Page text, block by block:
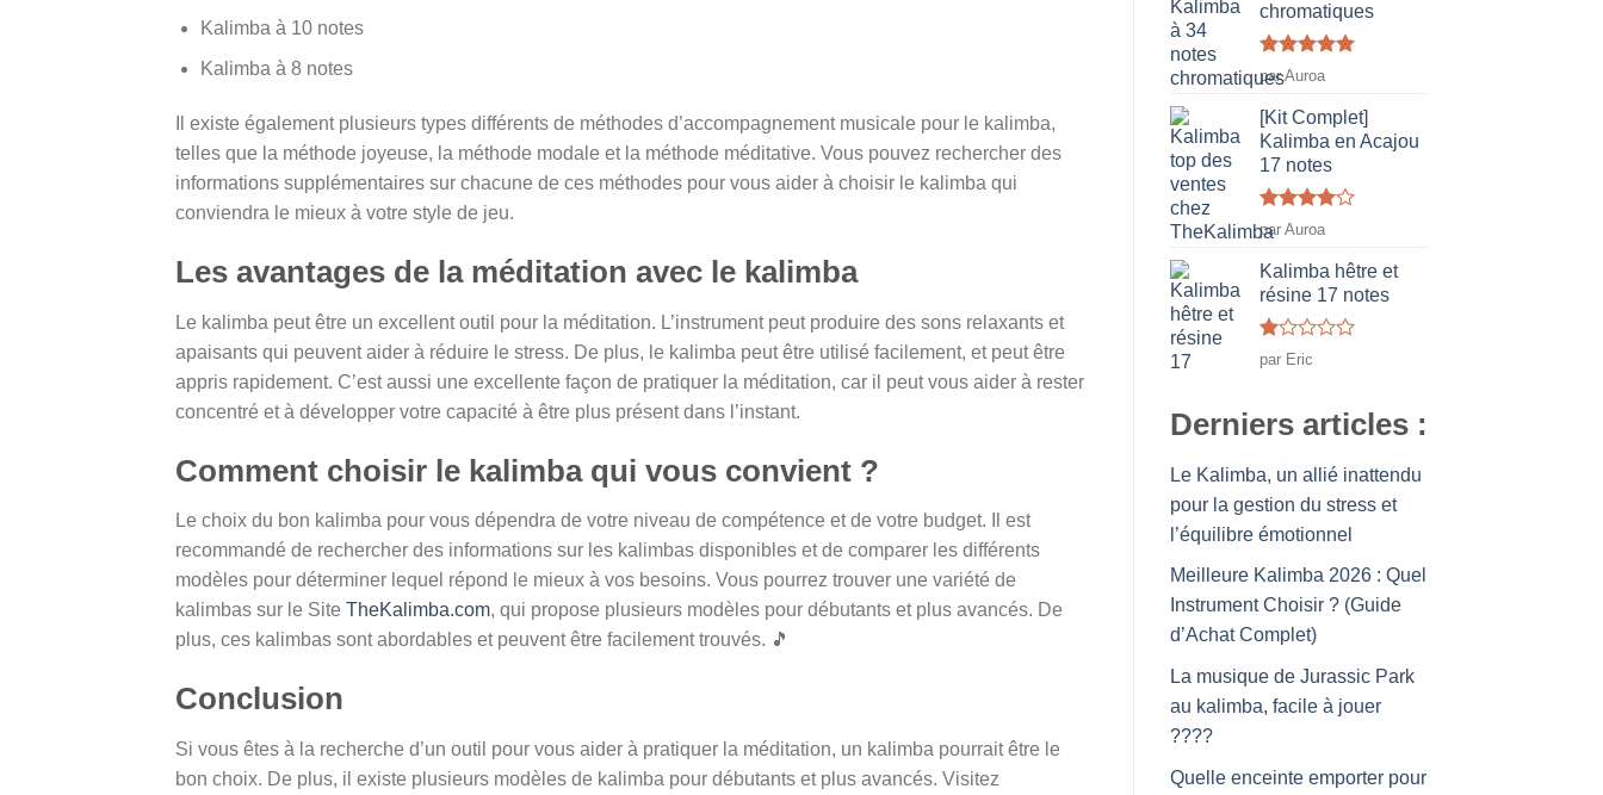
Kalimba à 10 notes
Kalimba à 8 notes
Il existe également plusieurs types différents de méthodes d’accompagnement musicale pour le kalimba,
telles que la méthode joyeuse, la méthode modale et la méthode méditative. Vous pouvez rechercher des
informations supplémentaires sur chacune de ces méthodes pour vous aider à choisir le kalimba qui
conviendra le mieux à votre style de jeu.
Les avantages de la méditation avec le kalimba
Le kalimba peut être un excellent outil pour la méditation. L’instrument peut produire des sons relaxants et
apaisants qui peuvent aider à réduire le stress. De plus, le kalimba peut être utilisé facilement, et peut être
appris rapidement. C’est aussi une excellente façon de pratiquer la méditation, car il peut vous aider à rester
concentré et à développer votre capacité à être plus présent dans l’instant.
Comment choisir le kalimba qui vous convient ?
Le choix du bon kalimba pour vous dépendra de votre niveau de compétence et de votre budget. Il est
recommandé de rechercher des informations sur les kalimbas disponibles et de comparer les différents
modèles pour déterminer lequel répond le mieux à vos besoins. Vous pourrez trouver une variété de
kalimbas sur le Site TheKalimba.com, qui propose plusieurs modèles pour débutants et plus avancés. De
plus, ces kalimbas sont abordables et peuvent être facilement trouvés. 🎵
Conclusion
Si vous êtes à la recherche d’un outil pour vous aider à pratiquer la méditation, un kalimba pourrait être le
bon choix. De plus, il existe plusieurs modèles de kalimba pour débutants et plus avancés. Visitez
chromatiques
Note5sur
5
par Auroa
[Kit Complet]
Kalimba en Acajou
17 notes
Note4
sur 5
par Auroa
Kalimba hêtre et
résine 17 notes
Note
1
par Eric
Derniers articles :
Le Kalimba, un allié inattendu
pour la gestion du stress et
l’équilibre émotionnel
Meilleure Kalimba 2026 : Quel
Instrument Choisir ? (Guide
d’Achat Complet)
La musique de Jurassic Park
au kalimba, facile à jouer
????
Quelle enceinte emporter pour